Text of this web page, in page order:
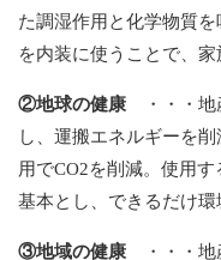
た調湿作用と化学物質
を内装に使うことで、家
②地球の健康 ・・・地
し、運搬エネルギーを
用でCO2を削減。使用
基本とし、できるだけ環
③地域の健康 ・・・地